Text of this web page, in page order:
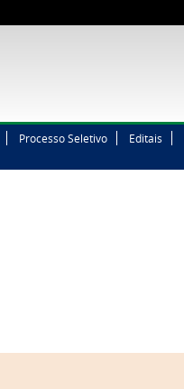
Processo Seletivo Editais